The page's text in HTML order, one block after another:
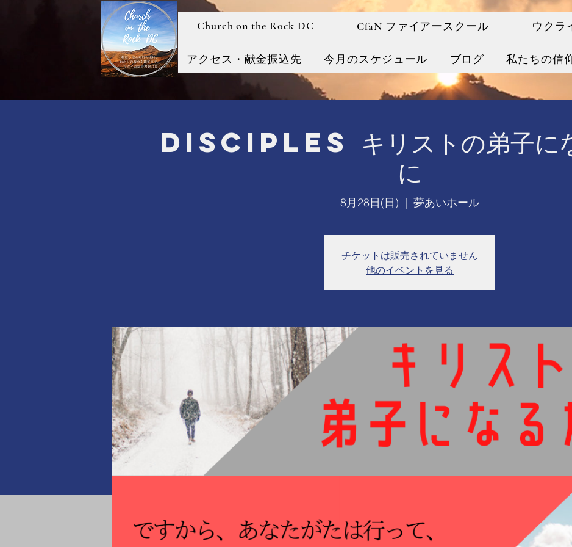
Church on the Rock DC CfaN ファイアースクール ウクラ
アクセス・献金振込先 今月のスケジュール ブログ 私たちの信
Disciples キリストの弟子に
に
8月28日(日)
  |
夢あいホール
チケットは販売されていません
他のイベントを見る